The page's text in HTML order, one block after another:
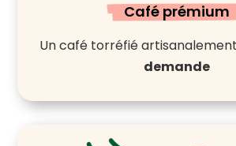
Café prémium
Un café torréfié
demande